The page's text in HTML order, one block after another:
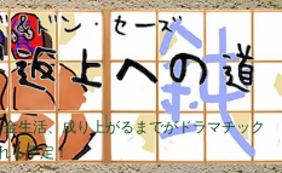
生活、成り上がるまでがドラマチック
る予定！